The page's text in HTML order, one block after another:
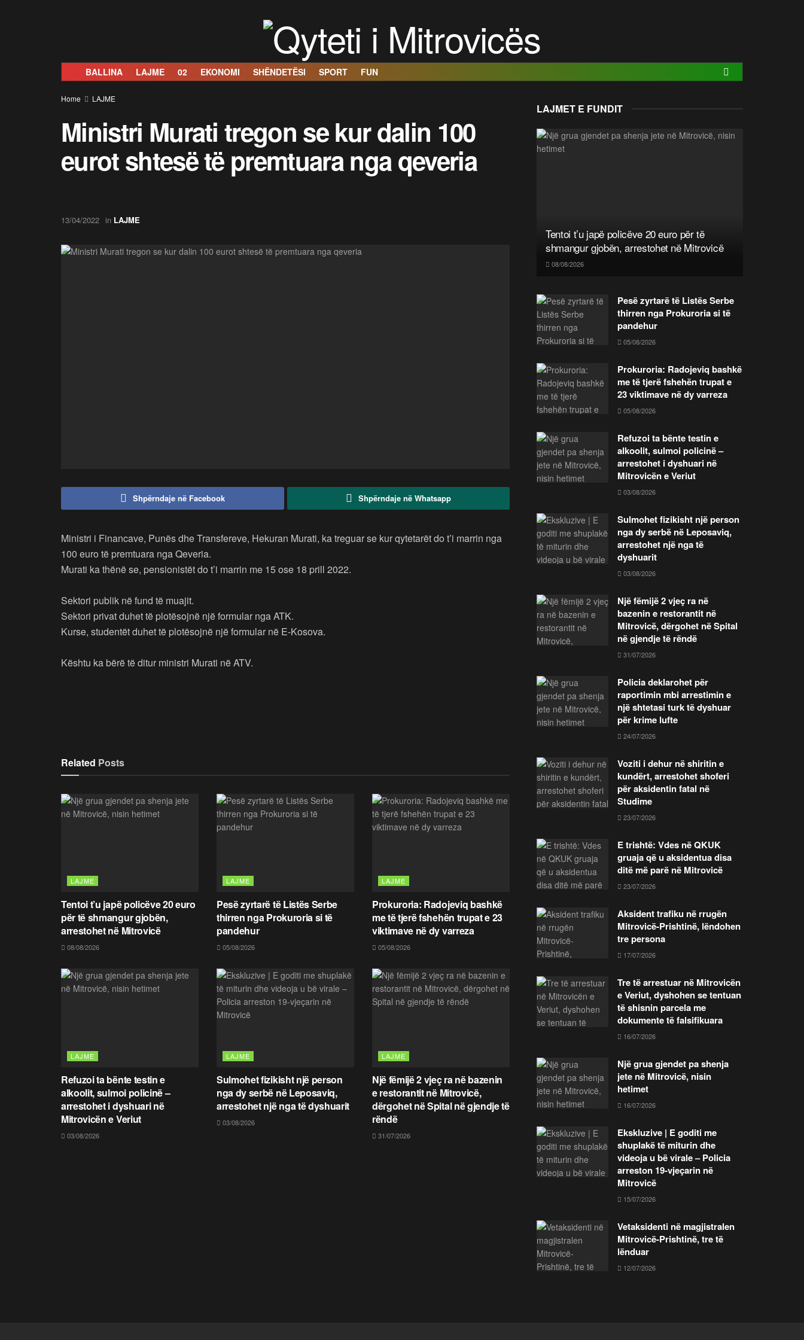
BALLINA LAJME 02 EKONOMI SHËNDETËSI SPORT FUN
Home LAJME
Ministri Murati tregon se kur dalin 100
eurot shtesë të premtuara nga qeveria
13/04/2022 in LAJME
Shpërndaje në Facebook Shpërndaje në Whatsapp
Ministri i Financave, Punës dhe Transfereve, Hekuran Murati, ka treguar se kur qytetarët do t’i marrin nga
100 euro të premtuara nga Qeveria.
Murati ka thënë se, pensionistët do t’i marrin me 15 ose 18 prill 2022.
Sektori publik në fund të muajit.
Sektori privat duhet të plotësojnë një formular nga ATK.
Kurse, studentët duhet të plotësojnë një formular në E-Kosova.
Kështu ka bërë të ditur ministri Murati në ATV.
Related Posts
LAJME
Tentoi t’u japë policëve 20 euro
për të shmangur gjobën,
arrestohet në Mitrovicë
08/08/2026
LAJME
Pesë zyrtarë të Listës Serbe
thirren nga Prokuroria si të
pandehur
05/08/2026
LAJME
Prokuroria: Radojeviq bashkë
me të tjerë fshehën trupat e 23
viktimave në dy varreza
05/08/2026
LAJME
Refuzoi ta bënte testin e
alkoolit, sulmoi policinë –
arrestohet i dyshuari në
Mitrovicën e Veriut
03/08/2026
LAJME
Sulmohet fizikisht një person
nga dy serbë në Leposaviq,
arrestohet një nga të dyshuarit
03/08/2026
LAJME
Një fëmijë 2 vjeç ra në bazenin
e restorantit në Mitrovicë,
dërgohet në Spital në gjendje të
rëndë
31/07/2026
LAJMET E FUNDIT
Tentoi t’u japë policëve 20 euro për të
shmangur gjobën, arrestohet në Mitrovicë
08/08/2026
Pesë zyrtarë të Listës Serbe
thirren nga Prokuroria si të
pandehur
05/08/2026
Prokuroria: Radojeviq bashkë
me të tjerë fshehën trupat e
23 viktimave në dy varreza
05/08/2026
Refuzoi ta bënte testin e
alkoolit, sulmoi policinë –
arrestohet i dyshuari në
Mitrovicën e Veriut
03/08/2026
Sulmohet fizikisht një person
nga dy serbë në Leposaviq,
arrestohet një nga të
dyshuarit
03/08/2026
Një fëmijë 2 vjeç ra në
bazenin e restorantit në
Mitrovicë, dërgohet në Spital
në gjendje të rëndë
31/07/2026
Policia deklarohet për
raportimin mbi arrestimin e
një shtetasi turk të dyshuar
për krime lufte
24/07/2026
Voziti i dehur në shiritin e
kundërt, arrestohet shoferi
për aksidentin fatal në
Studime
23/07/2026
E trishtë: Vdes në QKUK
gruaja që u aksidentua disa
ditë më parë në Mitrovicë
23/07/2026
Aksident trafiku në rrugën
Mitrovicë-Prishtinë, lëndohen
tre persona
17/07/2026
Tre të arrestuar në Mitrovicën
e Veriut, dyshohen se tentuan
të shisnin parcela me
dokumente të falsifikuara
16/07/2026
Një grua gjendet pa shenja
jete në Mitrovicë, nisin
hetimet
16/07/2026
Ekskluzive | E goditi me
shuplakë të miturin dhe
videoja u bë virale – Policia
arreston 19-vjeçarin në
Mitrovicë
15/07/2026
Vetaksidenti në magjistralen
Mitrovicë-Prishtinë, tre të
lënduar
12/07/2026